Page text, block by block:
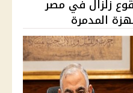
زلزال في مصر
المدمرة